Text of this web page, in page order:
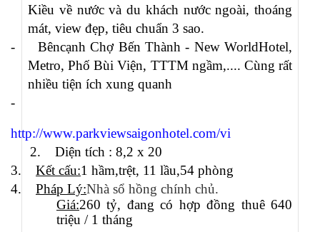
Kiều về nước và du khách nước ngoài, thoáng
mát, view đẹp, tiêu chuẩn 3 sao.
-
Bêncạnh Chợ Bến Thành - New WorldHotel,
Metro, Phố Bùi Viện, TTTM ngầm,.... Cùng rất
nhiều tiện ích xung quanh
-
http://www.parkviewsaigonhotel.com/vi
2.
Diện tích : 8,2 x 20
3.
Kết cấu:1 hầm,trệt, 11 lầu,54 phòng
4.
Pháp Lý:Nhà sổ hồng chính chủ.
Giá:260 tỷ, đang có hợp đồng thuê 640
triệu / 1 tháng